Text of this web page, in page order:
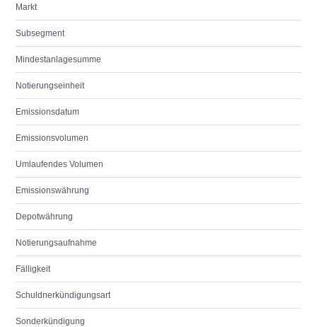
Markt
Subsegment
Mindestanlagesumme
Notierungseinheit
Emissionsdatum
Emissionsvolumen
Umlaufendes Volumen
Emissionswährung
Depotwährung
Notierungsaufnahme
Fälligkeit
Schuldnerkündigungsart
Sonderkündigung